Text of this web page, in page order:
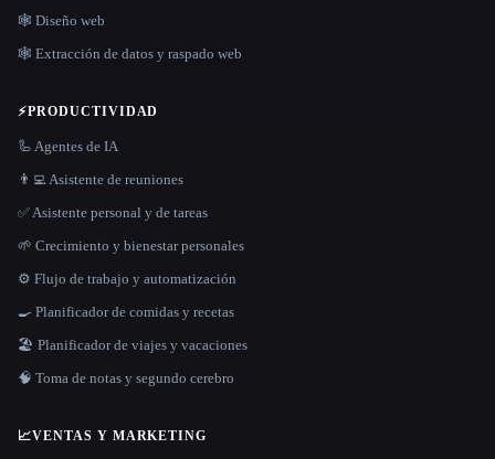
🕸 Diseño web
🕸️ Extracción de datos y raspado web
⚡PRODUCTIVIDAD
🦾 Agentes de IA
👨‍💻 Asistente de reuniones
✅ Asistente personal y de tareas
🌱 Crecimiento y bienestar personales
⚙️ Flujo de trabajo y automatización
🍳 Planificador de comidas y recetas
🏖 Planificador de viajes y vacaciones
🧠 Toma de notas y segundo cerebro
📈VENTAS Y MARKETING